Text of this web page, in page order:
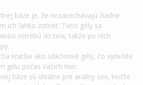
báze je, že nezanechávajú žiadne
ich ľahko zotrieť. Tieto gély sa
vstrebú do tela, takže po nich
kratšie ako silikónové gély, čo vyriešite
gélu počas Vašich hier.
báze sú ideálne pre análny sex, keďže